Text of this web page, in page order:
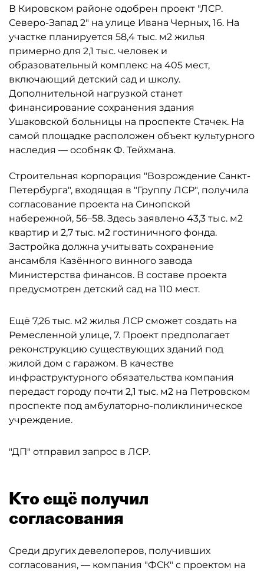
В Кировском районе одобрен проект "ЛСР.
Северо-Запад 2" на улице Ивана Черных, 16. На
участке планируется 58,4 тыс. м2 жилья
примерно для 2,1 тыс. человек и
образовательный комплекс на 405 мест,
включающий детский сад и школу.
Дополнительной нагрузкой станет
финансирование сохранения здания
Ушаковской больницы на проспекте Стачек. На
самой площадке расположен объект культурного
наследия — особняк Ф. Тейхмана.
Строительная корпорация "Возрождение Санкт-
Петербурга", входящая в "Группу ЛСР", получила
согласование проекта на Синопской
набережной, 56–58. Здесь заявлено 43,3 тыс. м2
квартир и 2,7 тыс. м2 гостиничного фонда.
Застройка должна учитывать сохранение
ансамбля Казённого винного завода
Министерства финансов. В составе проекта
предусмотрен детский сад на 110 мест.
Ещё 7,26 тыс. м2 жилья ЛСР сможет создать на
Ремесленной улице, 7. Проект предполагает
реконструкцию существующих зданий под
жилой дом с гаражом. В качестве
инфраструктурного обязательства компания
передаст городу почти 2,1 тыс. м2 на Петровском
проспекте под амбулаторно-поликлиническое
учреждение.
"ДП" отправил запрос в ЛСР.
Кто ещё получил
согласования
Среди других девелоперов, получивших
согласования, — компания "ФСК" с проектом на